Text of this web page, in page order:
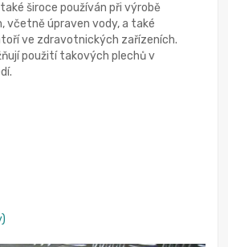
široce používán při výrobě
včetně úpraven vody, a také
ve zdravotnických zařízeních.
použití takových plechů v